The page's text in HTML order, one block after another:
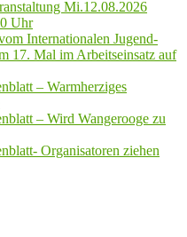
Mi.12.08.2026
Uhr
Internationalen Jugend-
17. Mal im Arbeitseinsatz auf
– Warmherziges
– Wird Wangerooge zu
Organisatoren ziehen